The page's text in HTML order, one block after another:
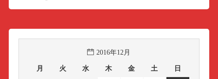
2016年12月
月 火 水 木 金 土 日